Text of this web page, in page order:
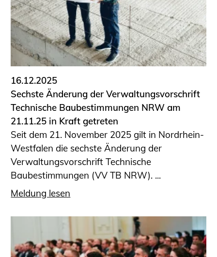
16.12.2025
Sechste Änderung der Verwaltungsvorschrift
Technische Baubestimmungen NRW am
21.11.25 in Kraft getreten
Seit dem 21. November 2025 gilt in Nordrhein-
Westfalen die sechste Änderung der
Verwaltungsvorschrift Technische
Baubestimmungen (VV TB NRW). ...
Meldung lesen